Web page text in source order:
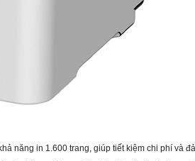
năng in 1.600 trang, giúp tiết kiệm chi phí và